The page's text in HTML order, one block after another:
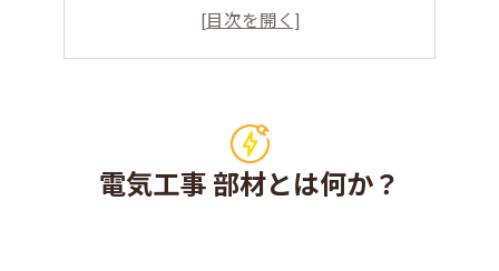
電気工事 部材とは何か？